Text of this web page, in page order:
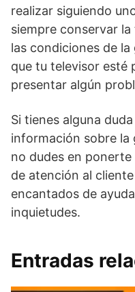
realizar siguiendo
siempre conservar
las condiciones de
que tu televisor esté
presentar algún
Si tienes alguna
información sobre la
no dudes en
de atención al
encantados de
inquietudes.
Entradas